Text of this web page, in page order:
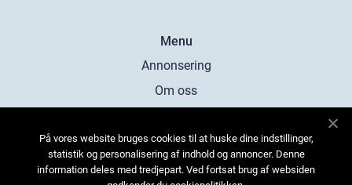
Menu
Annonsering
Om oss
Kontakta oss
Sitemap
På vores website bruges cookies til at huske dine indstillinger,
statistik og personalisering af indhold og annoncer. Denne
information deles med tredjepart. Ved fortsat brug af websiden